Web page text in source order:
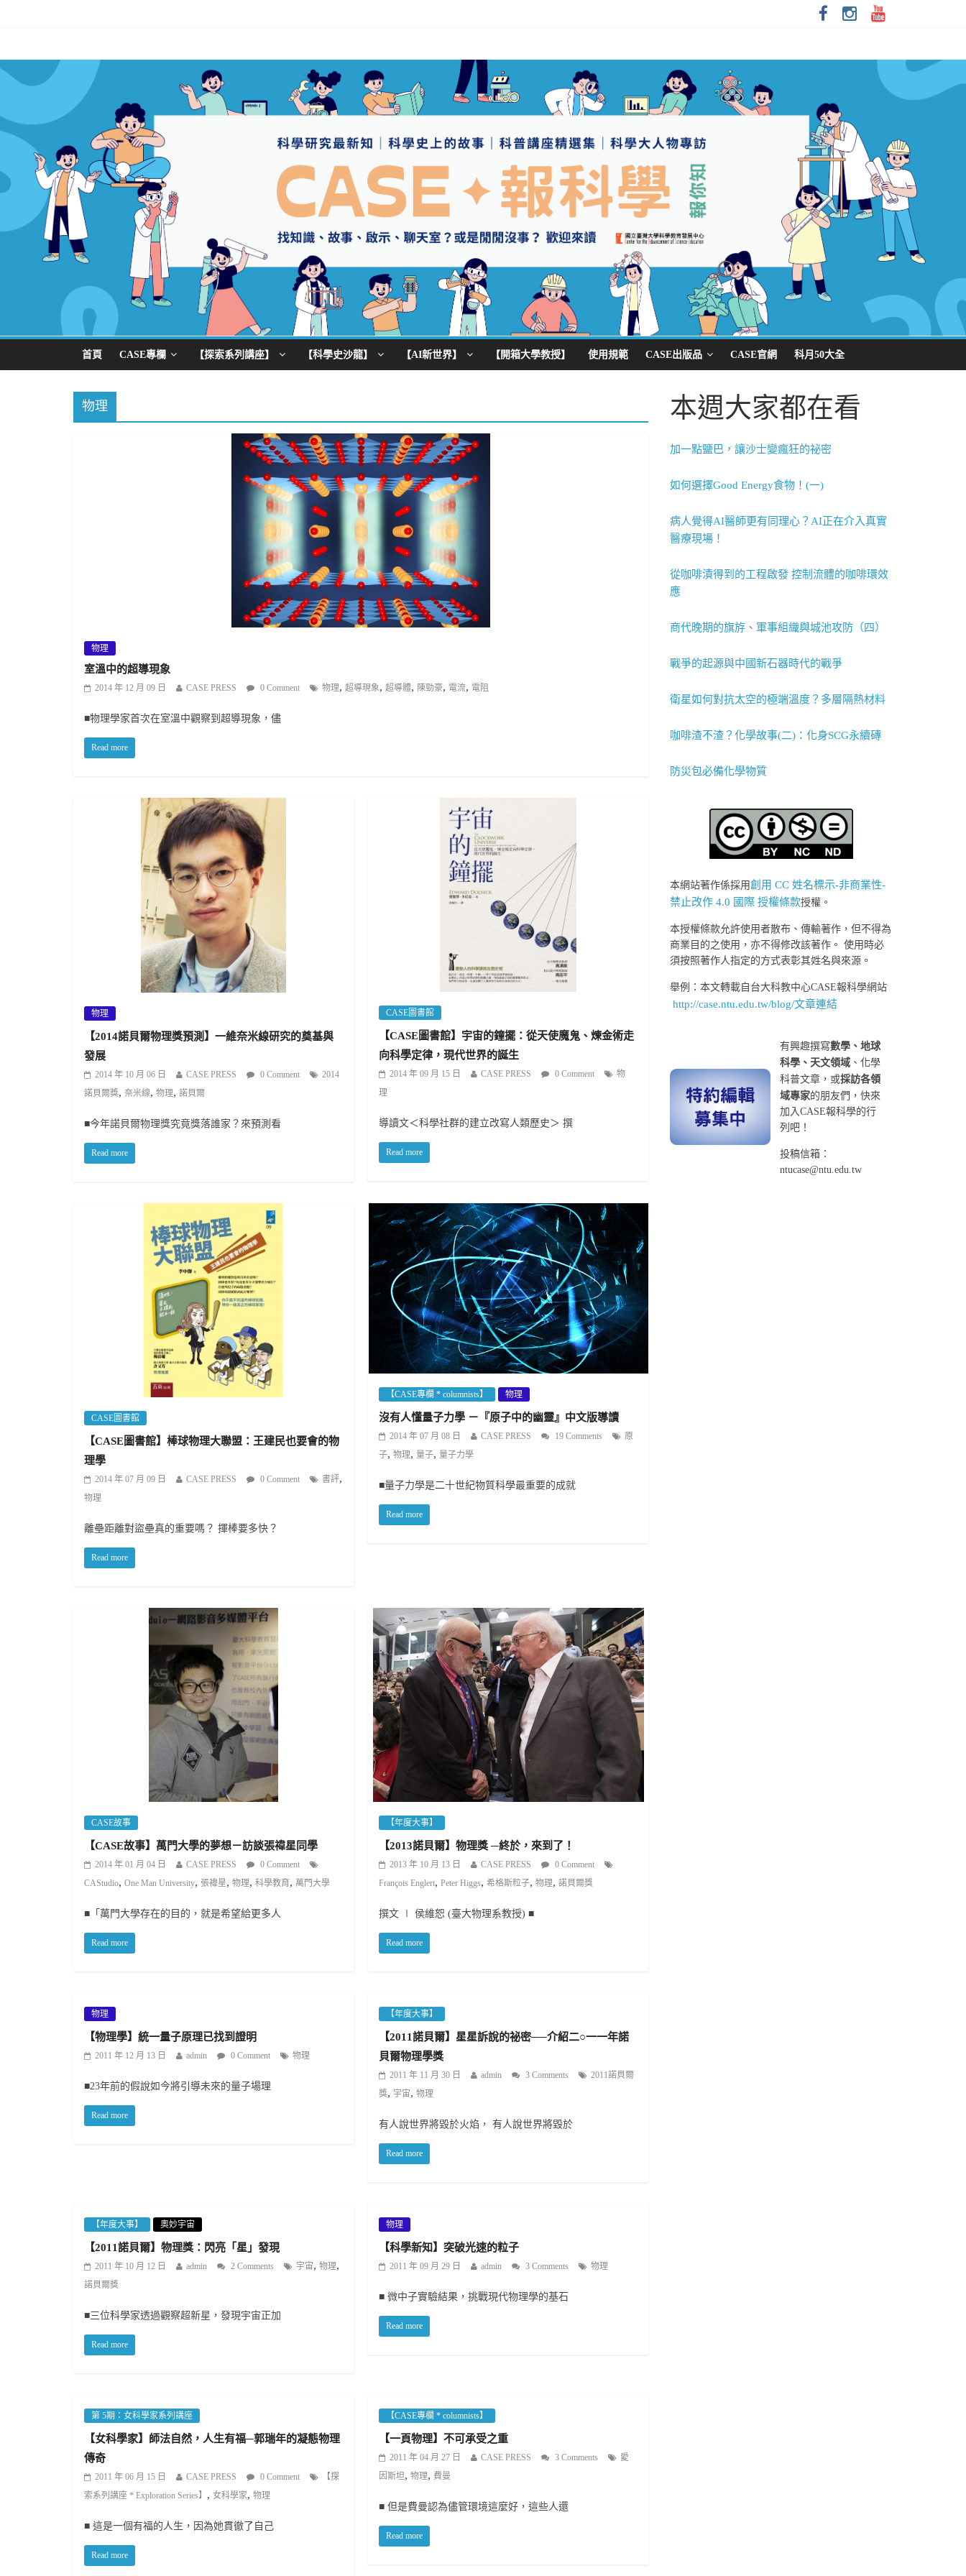
首頁 CASE專欄 【探索系列講座】 【科學史沙龍】 【AI新世界】 【開箱大學教授】 使用規範 CASE出版品 CASE官網 科月50大全
物理
物理
室溫中的超導現象
2014 年 12 月 09 日 CASE PRESS 0 Comment 物理, 超導現象, 超導體, 陳勁豪, 電流, 電阻
■物理學家首次在室溫中觀察到超導現象，儘
Read more
物理
【2014諾貝爾物理獎預測】一維奈米線研究的奠基與
發展
2014 年 10 月 06 日 CASE PRESS 0 Comment
2014
諾貝爾獎, 奈米線, 物理, 諾貝爾
■今年諾貝爾物理獎究竟獎落誰家？來預測看
Read more
CASE圖書館
【CASE圖書館】宇宙的鐘擺：從天使魔鬼、煉金術走
向科學定律，現代世界的誕生
2014 年 09 月 15 日 CASE PRESS 0 Comment
物
理
導讀文＜科學社群的建立改寫人類歷史＞ 撰
Read more
CASE圖書館
【CASE圖書館】棒球物理大聯盟：王建民也要會的物
理學
2014 年 07 月 09 日 CASE PRESS 0 Comment 書評,
物理
離壘距離對盜壘真的重要嗎？ 揮棒要多快？
Read more
【CASE專欄 * columnists】 物理
沒有人懂量子力學 －『原子中的幽靈』中文版導讀
2014 年 07 月 08 日 CASE PRESS 19 Comments
原
子,物理,量子,量子力學
■量子力學是二十世紀物質科學最重要的成就
Read more
CASE故事
【CASE故事】萬門大學的夢想－訪談張禕星同學
2014 年 01 月 04 日 CASE PRESS
0 Comment
CAStudio, One Man University, 張禕星, 物理, 科學教育, 萬門大學
■「萬門大學存在的目的，就是希望給更多人
Read more
【年度大事】
【2013諾貝爾】物理獎 ─終於，來到了！
2013 年 10 月 13 日 CASE PRESS
0 Comment
François Englert,Peter Higgs,希格斯粒子,物理,諾貝爾獎
撰文 ∣ 侯維恕 (臺大物理系教授) ■
Read more
物理
【物理學】統一量子原理已找到證明
2011 年 12 月 13 日 admin 0 Comment 物理
■23年前的假說如今將引導未來的量子場理
Read more
【年度大事】
【2011諾貝爾】星星訴說的祕密──介紹二○一一年諾
貝爾物理學獎
2011 年 11 月 30 日 admin 3 Comments
2011諾貝爾
獎, 宇宙,物理
有人說世界將毀於火焰， 有人說世界將毀於
Read more
【年度大事】 奧妙宇宙
【2011諾貝爾】物理獎：閃亮「星」發現
2011 年 10 月 12 日 admin 2 Comments 宇宙, 物理,
諾貝爾獎
■三位科學家透過觀察超新星，發現宇宙正加
Read more
物理
【科學新知】突破光速的粒子
2011 年 09 月 29 日 admin 3 Comments 物理
■ 微中子實驗結果，挑戰現代物理學的基石
Read more
第 5期：女科學家系列講座
【女科學家】師法自然，人生有福─郭瑞年的凝態物理
傳奇
2011 年 06 月 15 日 CASE PRESS 0 Comment
【探
索系列講座 * Exploration Series】 , 女科學家, 物理
■ 這是一個有福的人生，因為她貫徹了自己
Read more
【CASE專欄 * columnists】
【一頁物理】不可承受之重
2011 年 04 月 27 日 CASE PRESS 3 Comments
愛
因斯坦,物理, 費曼
■ 但是費曼認為儘管環境這麼好，這些人還
Read more
本週大家都在看
加一點鹽巴，讓沙士變瘋狂的祕密
如何選擇Good Energy食物！(一)
病人覺得AI醫師更有同理心？AI正在介入真實
醫療現場！
從咖啡漬得到的工程啟發 控制流體的咖啡環效
應
商代晚期的旗斿、軍事組織與城池攻防（四）
戰爭的起源與中國新石器時代的戰爭
衛星如何對抗太空的極端溫度？多層隔熱材料
咖啡渣不渣？化學故事(二)：化身SCG永續磚
防災包必備化學物質
本網站著作係採用創用 CC 姓名標示-非商業性-
禁止改作 4.0 國際 授權條款授權。
本授權條款允許使用者散布、傳輸著作，但不得為
商業目的之使用，亦不得修改該著作。 使用時必
須按照著作人指定的方式表彰其姓名與來源。
舉例：本文轉載自台大科教中心CASE報科學網站
http://case.ntu.edu.tw/blog/文章連結
有興趣撰寫數學、地球
科學、天文領域 、化學
科普文章，或採訪各領
域專家的朋友們，快來
加入CASE報科學的行
列吧！
投稿信箱：
ntucase@ntu.edu.tw